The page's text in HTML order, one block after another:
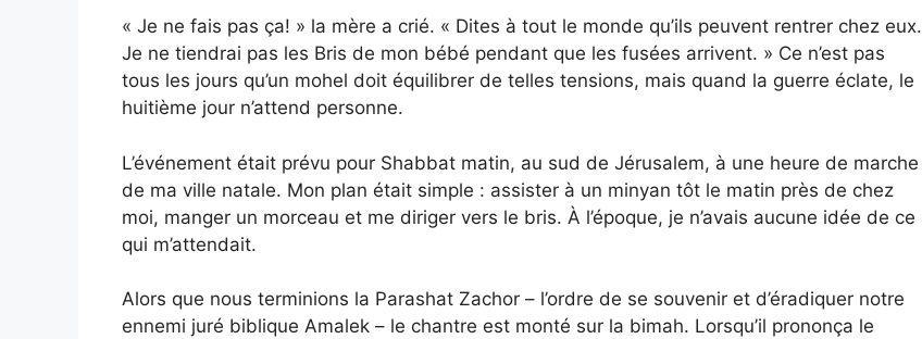
« Je ne fais pas ça! » la mère a crié. « Dites à tout le monde qu’ils peuvent rentrer chez eux.
Je ne tiendrai pas les Bris de mon bébé pendant que les fusées arrivent. » Ce n’est pas
tous les jours qu’un mohel doit équilibrer de telles tensions, mais quand la guerre éclate, le
huitième jour n’attend personne.
L’événement était prévu pour Shabbat matin, au sud de Jérusalem, à une heure de marche
de ma ville natale. Mon plan était simple : assister à un minyan tôt le matin près de chez
moi, manger un morceau et me diriger vers le bris. À l’époque, je n’avais aucune idée de ce
qui m’attendait.
Alors que nous terminions la Parashat Zachor – l’ordre de se souvenir et d’éradiquer notre
ennemi juré biblique Amalek – le chantre est monté sur la bimah. Lorsqu’il prononça le